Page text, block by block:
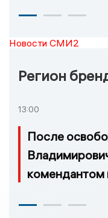
Новости СМИ2
Регион
13:00
После
комендантом